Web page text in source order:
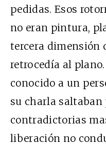
pedidas. Esos
no eran pintura,
tercera dimensión
retrocedía al
conocido a un
su charla saltaban
contradictorias
liberación no